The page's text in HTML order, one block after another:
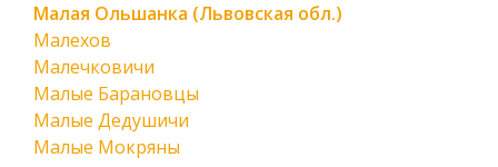
Малая Ольшанка (Львовская обл.)
Малехов
Малечковичи
Малые Барановцы
Малые Дедушичи
Малые Мокряны